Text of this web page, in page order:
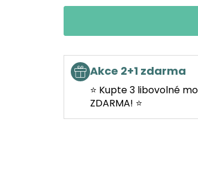
Akce 2+1 zdarma
⭐ Kupte 3 libovolné
ZDARMA! ⭐